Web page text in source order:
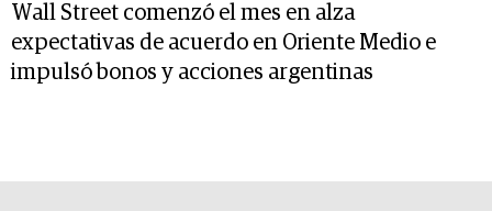
Wall Street comenzó el mes en alza
expectativas de acuerdo en Oriente Medio e
impulsó bonos y acciones argentinas